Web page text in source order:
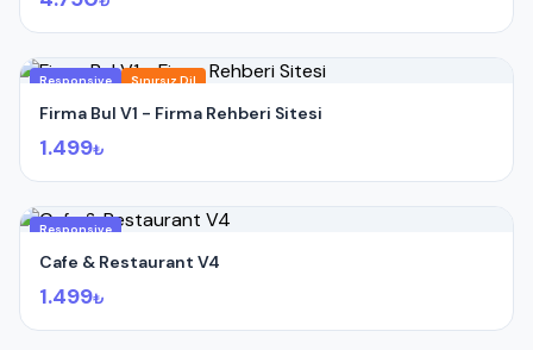
Responsive Sınırsız Dil
Firma Bul V1 - Firma Rehberi Sitesi
1.499₺
Responsive
Cafe & Restaurant V4
1.499₺